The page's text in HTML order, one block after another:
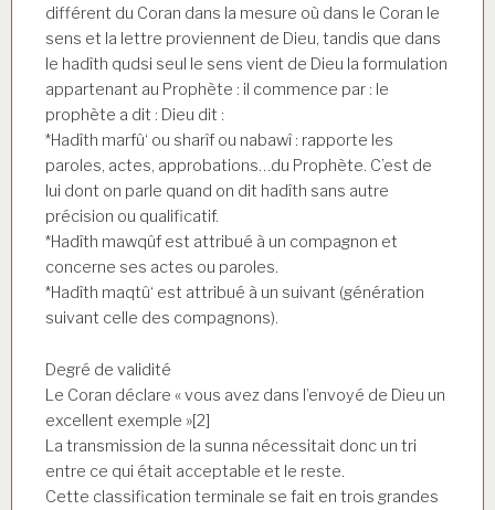
différent du Coran dans la mesure où dans le Coran le
sens et la lettre proviennent de Dieu, tandis que dans
le hadîth qudsi seul le sens vient de Dieu la formulation
appartenant au Prophète : il commence par : le
prophète a dit : Dieu dit :
*Hadîth marfû‘ ou sharîf ou nabawî : rapporte les
paroles, actes, approbations…du Prophète. C’est de
lui dont on parle quand on dit hadîth sans autre
précision ou qualificatif.
*Hadîth mawqûf est attribué à un compagnon et
concerne ses actes ou paroles.
*Hadîth maqtû‘ est attribué à un suivant (génération
suivant celle des compagnons).
Degré de validité
Le Coran déclare « vous avez dans l’envoyé de Dieu un
excellent exemple »[2]
La transmission de la sunna nécessitait donc un tri
entre ce qui était acceptable et le reste.
Cette classification terminale se fait en trois grandes